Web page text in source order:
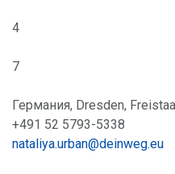
4
7
Германия, Dresden,
+491 52 5793-5338
nataliya.urban@deinweg.eu